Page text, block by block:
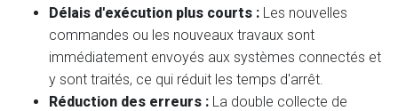
Délais d'exécution plus courts : Les nouvelles
commandes ou les nouveaux travaux sont
immédiatement envoyés aux systèmes connectés et
y sont traités, ce qui réduit les temps d'arrêt.
Réduction des erreurs : La double collecte de